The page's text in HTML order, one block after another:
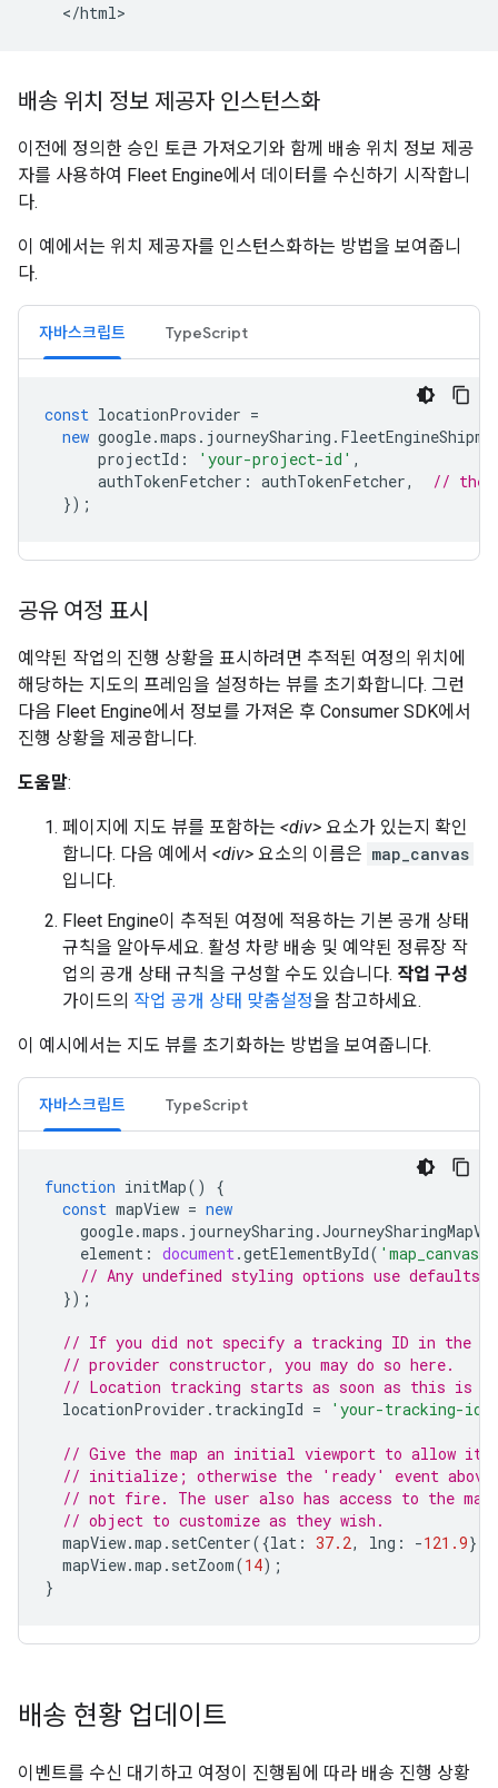
배송 위치 정보 제공자 인스턴스화
이전에 정의한 승인 토큰 가져오기와 함께 배송 위치 정보 제공
자를 사용하여 Fleet Engine에서 데이터를 수신하기 시작합니
다.
이 예에서는 위치 제공자를 인스턴스화하는 방법을 보여줍니
다.
자바스크립트 TypeScript
const locationProvider =
new google.maps . journeySharing .
projectId : 'your-project-id' ,
authTokenFetcher : authTokenFetcher,
// the
});
공유 여정 표시
예약된 작업의 진행 상황을 표시하려면 추적된 여정의 위치에
해당하는 지도의 프레임을 설정하는 뷰를 초기화합니다. 그런
다음 Fleet Engine에서 정보를 가져온 후 Consumer SDK에서
진행 상황을 제공합니다.
도움말:
페이지에 지도 뷰를 포함하는 <div> 요소가 있는지 확인
합니다. 다음 예에서 <div> 요소의 이름은 map_canvas
입니다.
Fleet Engine이 추적된 여정에 적용하는 기본 공개 상태
규칙을 알아두세요. 활성 차량 배송 및 예약된 정류장 작
업의 공개 상태 규칙을 구성할 수도 있습니다. 작업 구성
가이드의 작업 공개 상태 맞춤설정을 참고하세요.
이 예시에서는 지도 뷰를 초기화하는 방법을 보여줍니다.
자바스크립트 TypeScript
function initMap()
{
const mapView = new
google.maps . journeySharing .
element : document.getElementById( 'map_canvas'
// Any undefined styling options use defaults.
});
// If you did not specify a tracking ID in the
// provider constructor, you may do so here.
// Location tracking starts as soon as this is
locationProvider . trackingId = 'your-tracking-id'
// Give the map an initial viewport to allow it
// initialize; otherwise the 'ready' event above
// not fire. The user also has access to the
// object to customize as they wish.
mapView.map . setCenter({lat : 37.2, lng : -121.9});
mapView.map . setZoom(14);
}
배송 현황 업데이트
이벤트를 수신 대기하고 여정이 진행됨에 따라 배송 진행 상황